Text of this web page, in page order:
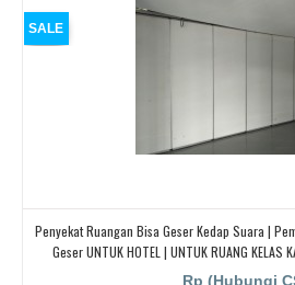
SALE
Penyekat Ruangan Bisa Geser Kedap Suara |
Geser UNTUK HOTEL | UNTUK RUANG KELAS
BANDUNG, JAKARTA, BEKASI,
Rp (Hubungi